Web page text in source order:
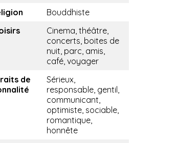
Bouddhiste
Cinema, théâtre,
concerts, boites de
nuit, parc, amis,
café, voyager
de
Sérieux,
responsable, gentil,
communicant,
optimiste, sociable,
romantique,
honnête